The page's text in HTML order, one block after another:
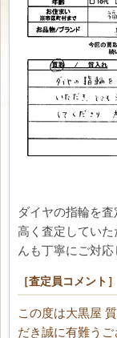
ダイヤの指輪を
高く査定してい
んも丁寧にご対応
［査定員コメント］
この度は大黒屋
だき誠に有難うご